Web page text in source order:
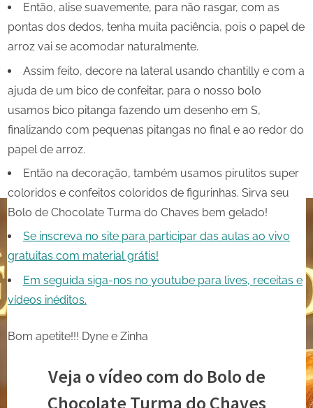
Então, alise suavemente, para não rasgar, com as
pontas dos dedos, tenha muita paciência, pois o papel de
arroz vai se acomodar naturalmente.
Assim feito, decore na lateral usando chantilly e com a
ajuda de um bico de confeitar, para o nosso bolo
usamos bico pitanga fazendo um desenho em S,
finalizando com pequenas pitangas no final e ao redor do
papel de arroz.
Então na decoração, também usamos pirulitos super
coloridos e confeitos coloridos de figurinhas. Sirva seu
Bolo de Chocolate Turma do Chaves bem gelado!
Se inscreva no site para participar das aulas ao vivo
gratuitas com material grátis!
Em seguida siga-nos no youtube para lives, receitas e
vídeos inéditos.
Bom apetite!!! Dyne e Zinha
Veja o vídeo com do Bolo de
Chocolate Turma do Chaves